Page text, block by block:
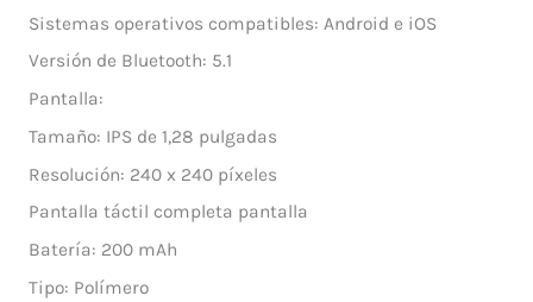
Sistemas operativos compatibles: Android e iOS
Versión de Bluetooth: 5.1
Pantalla:
Tamaño: IPS de 1,28 pulgadas
Resolución: 240 x 240 píxeles
Pantalla táctil completa pantalla
Batería: 200 mAh
Tipo: Polímero